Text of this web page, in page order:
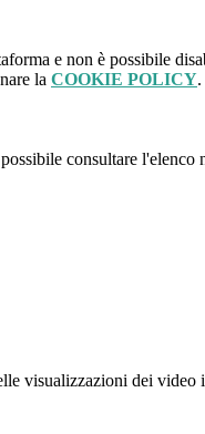
e non è possibile
la COOKIE POLICY.
consultare
visualizzazioni dei video